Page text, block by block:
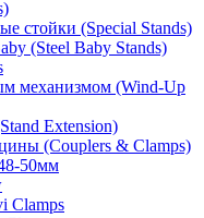
стойки (Special Stands)
(Steel Baby Stands)
механизмом (Wind-Up
Extension)
(Couplers & Clamps)
50мм
Clamps